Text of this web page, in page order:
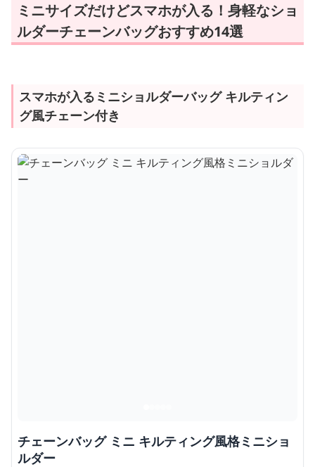
ミニサイズだけどスマホが入る！身軽なショ
ルダーチェーンバッグおすすめ14選
スマホが入るミニショルダーバッグ キルティン
グ風チェーン付き
チェーンバッグ ミニ キルティング風格ミニショ
ルダー